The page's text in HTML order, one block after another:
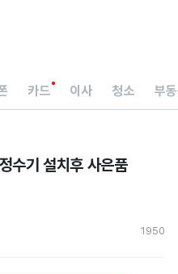
카드 이사 청소 부
기 설치후 사은품
1950